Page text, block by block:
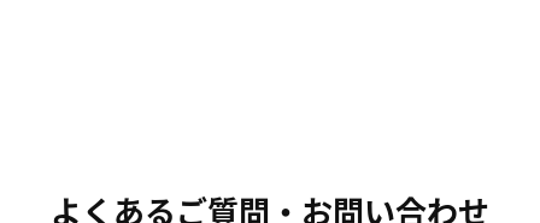
よくあるご質問・お問い合わせ